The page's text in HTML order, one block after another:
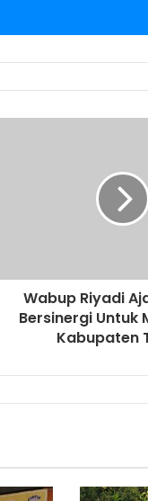
Wabup Riyadi
Bersinergi Untuk
Kabupaten